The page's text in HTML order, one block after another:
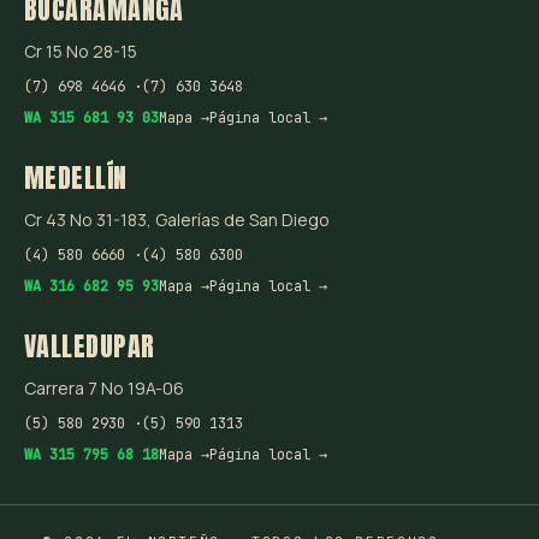
BUCARAMANGA
Cr 15 No 28-15
(7) 698 4646 ·(7) 630 3648
WA 315 681 93 03Mapa →Página local →
MEDELLÍN
Cr 43 No 31-183, Galerías de San Diego
(4) 580 6660 ·(4) 580 6300
WA 316 682 95 93Mapa →Página local →
VALLEDUPAR
Carrera 7 No 19A-06
(5) 580 2930 ·(5) 590 1313
WA 315 795 68 18Mapa →Página local →